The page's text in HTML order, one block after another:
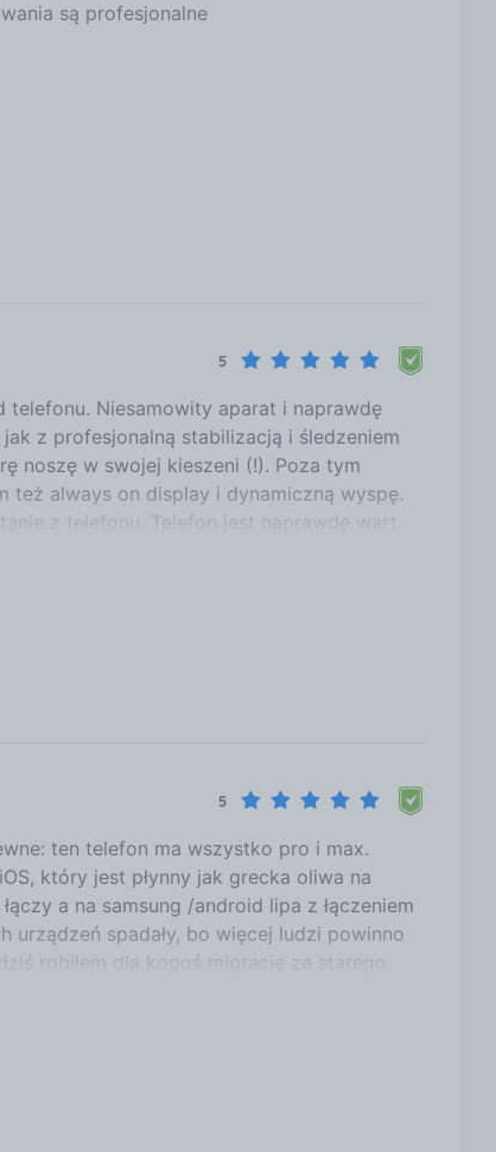
są profesjonalne
5
telefonu. Niesamowity aparat i naprawdę
z profesjonalną stabilizacją i śledzeniem
noszę w swojej kieszeni (!). Poza tym
też always on display i dynamiczną wyspę.
z telefonu. Telefon jest naprawdę wart
5
ten telefon ma wszystko pro i max.
który jest płynny jak grecka oliwa na
a na samsung /android lipa z łączeniem
spadały, bo więcej ludzi powinno
robiłem dla kogoś migrację ze starego
połączyły a proces zajął godzinę. Dla